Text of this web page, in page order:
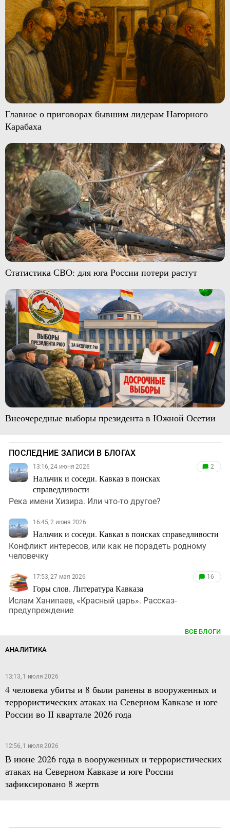
Главное о приговорах бывшим лидерам Нагорного
Карабаха
Статистика СВО: для юга России потери растут
Внеочередные выборы президента в Южной Осетии
ПОСЛЕДНИЕ ЗАПИСИ В БЛОГАХ
13:16, 24 июня 2026
Нальчик и соседи. Кавказ в поисках
справедливости
2
Река имени Хизира. Или что-то другое?
16:45, 2 июня 2026
Нальчик и соседи. Кавказ в поисках справедливости
Конфликт интересов, или как не порадеть родному
человечку
17:53, 27 мая 2026
Горы слов. Литература Кавказа
16
Ислам Ханипаев, «Красный царь». Рассказ-
предупреждение
ВСЕ БЛОГИ
АНАЛИТИКА
13:13, 1 июля 2026
4 человека убиты и 8 были ранены в вооруженных и
террористических атаках на Северном Кавказе и юге
России во II квартале 2026 года
12:56, 1 июля 2026
В июне 2026 года в вооруженных и террористических
атаках на Северном Кавказе и юге России
зафиксировано 8 жертв